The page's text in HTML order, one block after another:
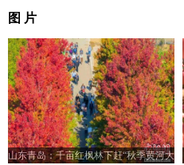
图 片
山东青岛：千亩红枫林下赶“秋季黄河大